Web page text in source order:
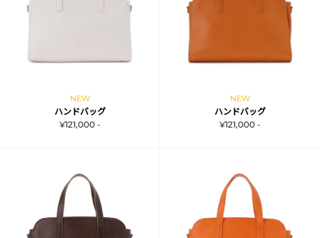
NEW
ハンドバッグ
¥121,000 -
NEW
ハンドバッグ
¥121,000 -